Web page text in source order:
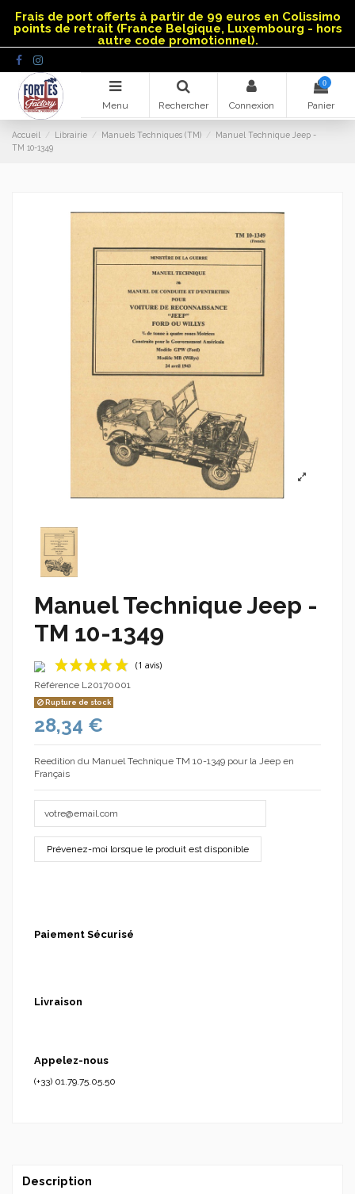
Frais de port offerts à partir de 99 euros en Colissimo
points de retrait (France Belgique, Luxembourg - hors
autre code promotionnel).
Menu Rechercher Connexion
0
Panier
Accueil Librairie Manuels Techniques (TM)
Manuel Technique Jeep -
TM 10-1349
Manuel Technique Jeep -
TM 10-1349
Référence L20170001
Rupture de stock
28,34 €
Reedition du Manuel Technique TM 10-1349 pour la Jeep en
Français
Paiement Sécurisé
Livraison
Appelez-nous
(+33) 01.79.75.05.50
Description